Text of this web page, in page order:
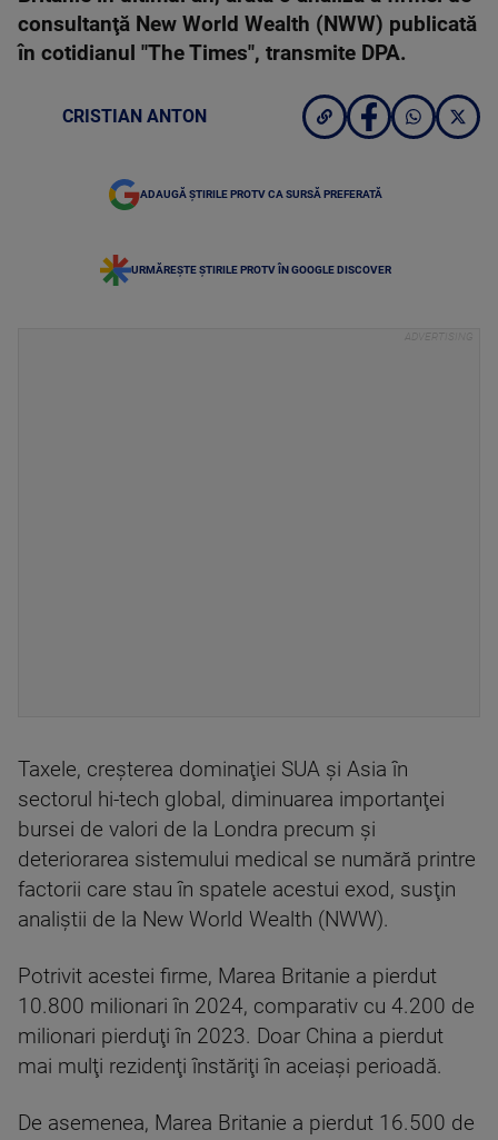
consultanţă New World Wealth (NWW) publicată
în cotidianul "The Times", transmite DPA.
CRISTIAN ANTON
ADAUGĂ ȘTIRILE PROTV CA SURSĂ PREFERATĂ
URMĂREȘTE ȘTIRILE PROTV ÎN GOOGLE DISCOVER
Taxele, creşterea dominaţiei SUA şi Asia în
sectorul hi-tech global, diminuarea importanţei
bursei de valori de la Londra precum şi
deteriorarea sistemului medical se numără printre
factorii care stau în spatele acestui exod, susţin
analiştii de la New World Wealth (NWW).
Potrivit acestei firme, Marea Britanie a pierdut
10.800 milionari în 2024, comparativ cu 4.200 de
milionari pierduţi în 2023. Doar China a pierdut
mai mulţi rezidenţi înstăriţi în aceiaşi perioadă.
De asemenea, Marea Britanie a pierdut 16.500 de